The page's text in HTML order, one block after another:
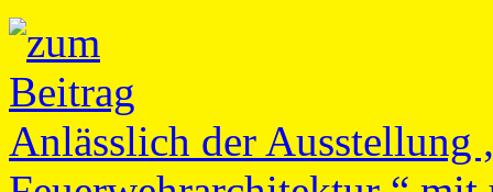
Anlässlich der